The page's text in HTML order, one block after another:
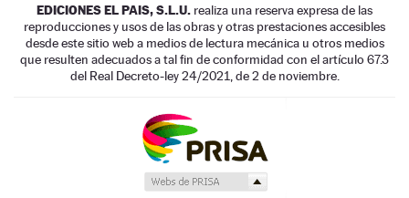
EDICIONES EL PAIS, S.L.U. realiza una reserva expresa de las
reproducciones y usos de las obras y otras prestaciones accesibles
desde este sitio web a medios de lectura mecánica u otros medios
que resulten adecuados a tal fin de conformidad con el artículo 67.3
del Real Decreto-ley 24/2021, de 2 de noviembre.